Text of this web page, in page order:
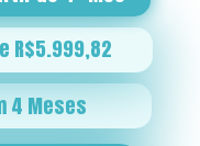
4 Meses
R$5.999,82